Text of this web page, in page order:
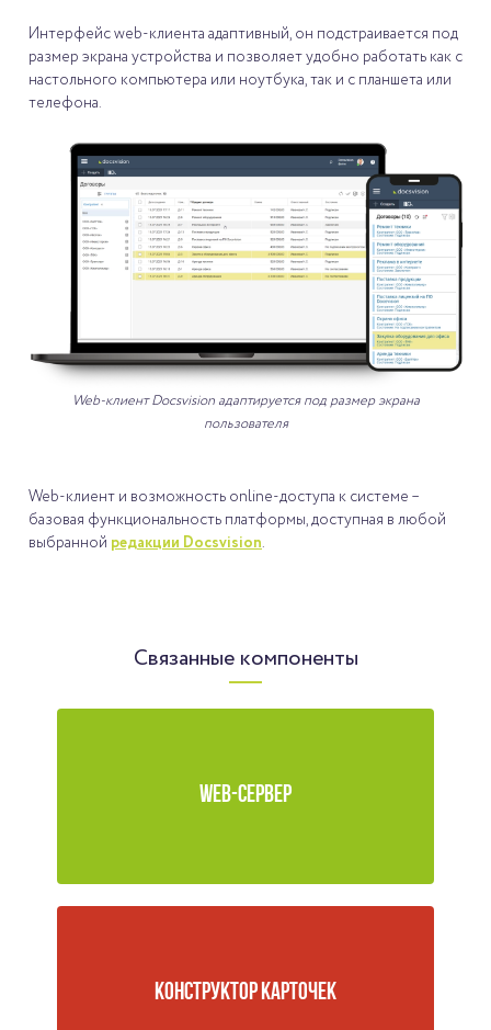
Интерфейс web-клиента адаптивный, он подстраивается под
размер экрана устройства и позволяет удобно работать как с
настольного компьютера или ноутбука, так и с планшета или
телефона.
Web-клиент Docsvision адаптируется под размер экрана
пользователя
Web-клиент и возможность online-доступа к системе –
базовая функциональность платформы, доступная в любой
выбранной редакции Docsvision.
Связанные компоненты
WEB-СЕРВЕР
КОНСТРУКТОР КАРТОЧЕК